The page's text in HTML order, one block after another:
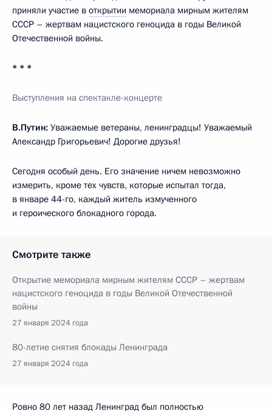
приняли участие в открытии мемориала мирным жителям
СССР – жертвам нацистского геноцида в годы Великой
Отечественной войны.
* * *
Выступления на спектакле-концерте
В.Путин: Уважаемые ветераны, ленинградцы! Уважаемый
Александр Григорьевич! Дорогие друзья!
Сегодня особый день. Его значение ничем невозможно
измерить, кроме тех чувств, которые испытал тогда,
в январе 44-го, каждый житель измученного
и героического блокадного города.
Смотрите также
Открытие мемориала мирным жителям СССР – жертвам
нацистского геноцида в годы Великой Отечественной
войны
27 января 2024 года
80-летие снятия блокады Ленинграда
27 января 2024 года
Ровно 80 лет назад Ленинград был полностью